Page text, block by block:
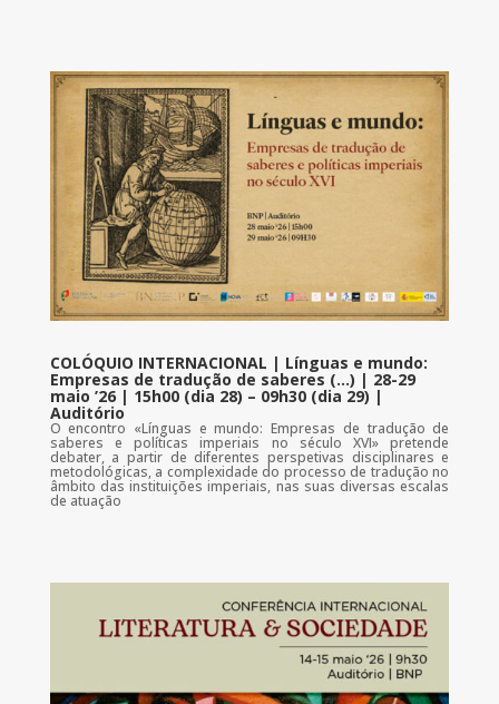
COLÓQUIO INTERNACIONAL | Línguas e mundo:
Empresas de tradução de saberes (…) | 28-29
maio ’26 | 15h00 (dia 28) – 09h30 (dia 29) |
Auditório
O encontro «Línguas e mundo: Empresas de tradução de
saberes e políticas imperiais no século XVI» pretende
debater, a partir de diferentes perspetivas disciplinares e
metodológicas, a complexidade do processo de tradução no
âmbito das instituições imperiais, nas suas diversas escalas
de atuação